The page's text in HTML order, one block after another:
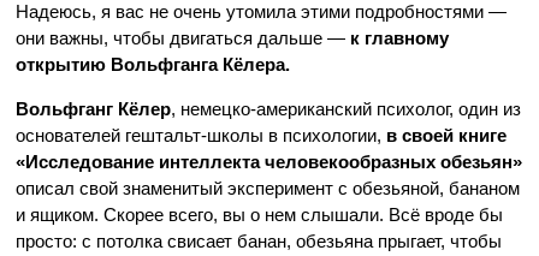
Надеюсь, я вас не очень утомила этими подробностями —
они важны, чтобы двигаться дальше — к главному
открытию Вольфганга Кёлера.
Вольфганг Кёлер, немецко-американский психолог, один из
основателей гештальт-школы в психологии, в своей книге
«Исследование интеллекта человекообразных обезьян»
описал свой знаменитый эксперимент с обезьяной, бананом
и ящиком. Скорее всего, вы о нем слышали. Всё вроде бы
просто: с потолка свисает банан, обезьяна прыгает, чтобы